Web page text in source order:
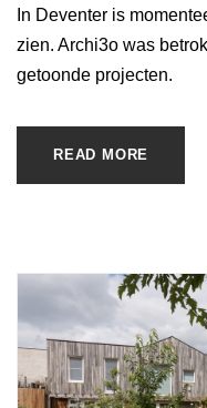
In Deventer is
zien. Archi3o was
getoonde projecten.
READ MORE